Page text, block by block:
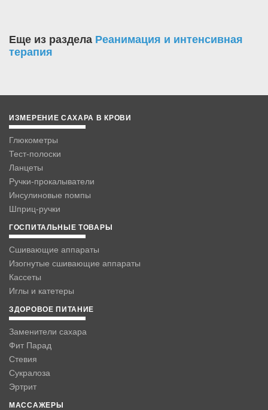
Еще из раздела Реанимация и интенсивная
терапия
ИЗМЕРЕНИЕ САХАРА В КРОВИ
Глюкометры
Тест-полоски
Ланцеты
Ручки-прокалыватели
Инсулиновые помпы
Шприц-ручки
ГОСПИТАЛЬНЫЕ ТОВАРЫ
Сшивающие аппараты
Изогнутые сшивающие аппараты
Кассеты
Иглы и катетеры
ЗДОРОВОЕ ПИТАНИЕ
Заменители сахара
Фит Парад
Стевия
Сукралоза
Эртрит
МАССАЖЕРЫ